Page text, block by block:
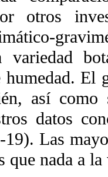
otros
variedad
humedad. El
así como
datos
Las
que nada a